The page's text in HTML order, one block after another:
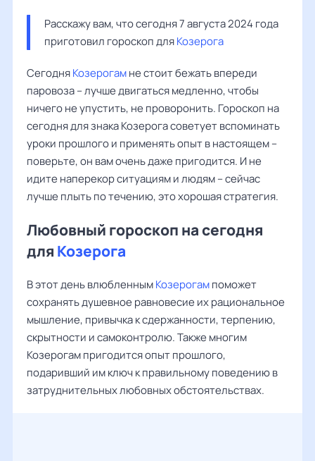
Расскажу вам, что сегодня 7 августа 2024 года
приготовил гороскоп для Козерога
СегодняКозерогамне стоит бежать впереди
паровоза – лучше двигаться медленно, чтобы
ничего не упустить, не проворонить. Гороскоп на
сегодня для знака Козерога советует вспоминать
уроки прошлого и применять опыт в настоящем –
поверьте, он вам очень даже пригодится. И не
идите наперекор ситуациям и людям – сейчас
лучше плыть по течению, это хорошая стратегия.
Любовный гороскоп на сегодня
для Козерога
В этот день влюбленнымКозерогампоможет
сохранять душевное равновесие их рациональное
мышление, привычка к сдержанности, терпению,
скрытности и самоконтролю. Также многим
Козерогам пригодится опыт прошлого,
подаривший им ключ к правильному поведению в
затруднительных любовных обстоятельствах.